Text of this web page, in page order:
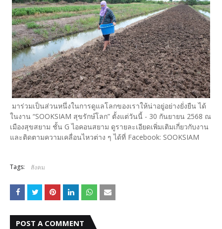
มาร่วมเป็นส่วนหนึ่งในการดูแลโลกของเราให้น่าอยู่อย่างยั่งยืน ได้
ในงาน “SOOKSIAM สุขรักษ์โลก” ตั้งแต่วันนี้ - 30 กันยายน 2568 ณ
เมืองสุขสยาม ชั้น G ไอคอนสยาม ดูรายละเอียดเพิ่มเติมเกี่ยวกับงาน
และติดตามความเคลื่อนไหวต่าง ๆ ได้ที่ Facebook: SOOKSIAM
Tags: สังคม
POST A COMMENT